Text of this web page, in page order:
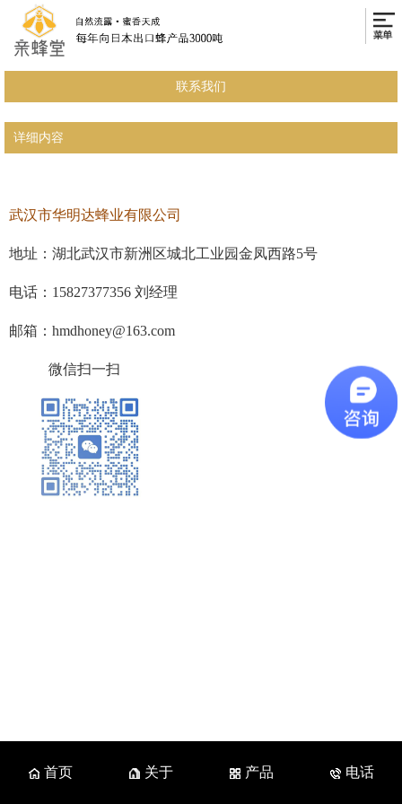
联系我们
详细内容
武汉市华明达蜂业有限公司
地址：湖北武汉市新洲区城北工业园金凤西路5号
电话：15827377356 刘经理
邮箱：hmdhoney@163.com
微信扫一扫
首页 关于 产品 电话